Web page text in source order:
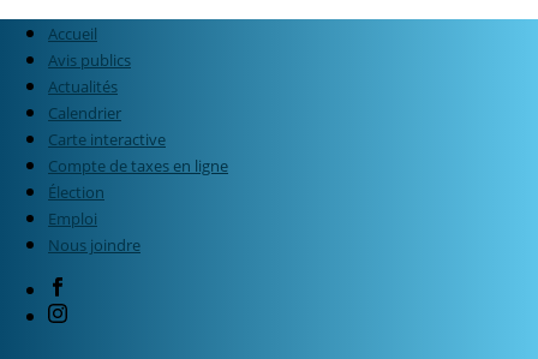
Accueil
Avis publics
Actualités
Calendrier
Carte interactive
Compte de taxes en ligne
Élection
Emploi
Nous joindre